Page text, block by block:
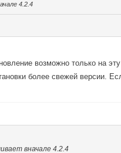
4.2.4
возможно только на
более свежей версии.
вначале 4.2.4